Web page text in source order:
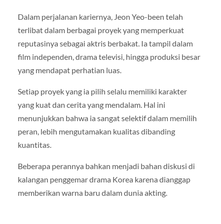
Dalam perjalanan kariernya, Jeon Yeo-been telah
terlibat dalam berbagai proyek yang memperkuat
reputasinya sebagai aktris berbakat. Ia tampil dalam
film independen, drama televisi, hingga produksi besar
yang mendapat perhatian luas.
Setiap proyek yang ia pilih selalu memiliki karakter
yang kuat dan cerita yang mendalam. Hal ini
menunjukkan bahwa ia sangat selektif dalam memilih
peran, lebih mengutamakan kualitas dibanding
kuantitas.
Beberapa perannya bahkan menjadi bahan diskusi di
kalangan penggemar drama Korea karena dianggap
memberikan warna baru dalam dunia akting.